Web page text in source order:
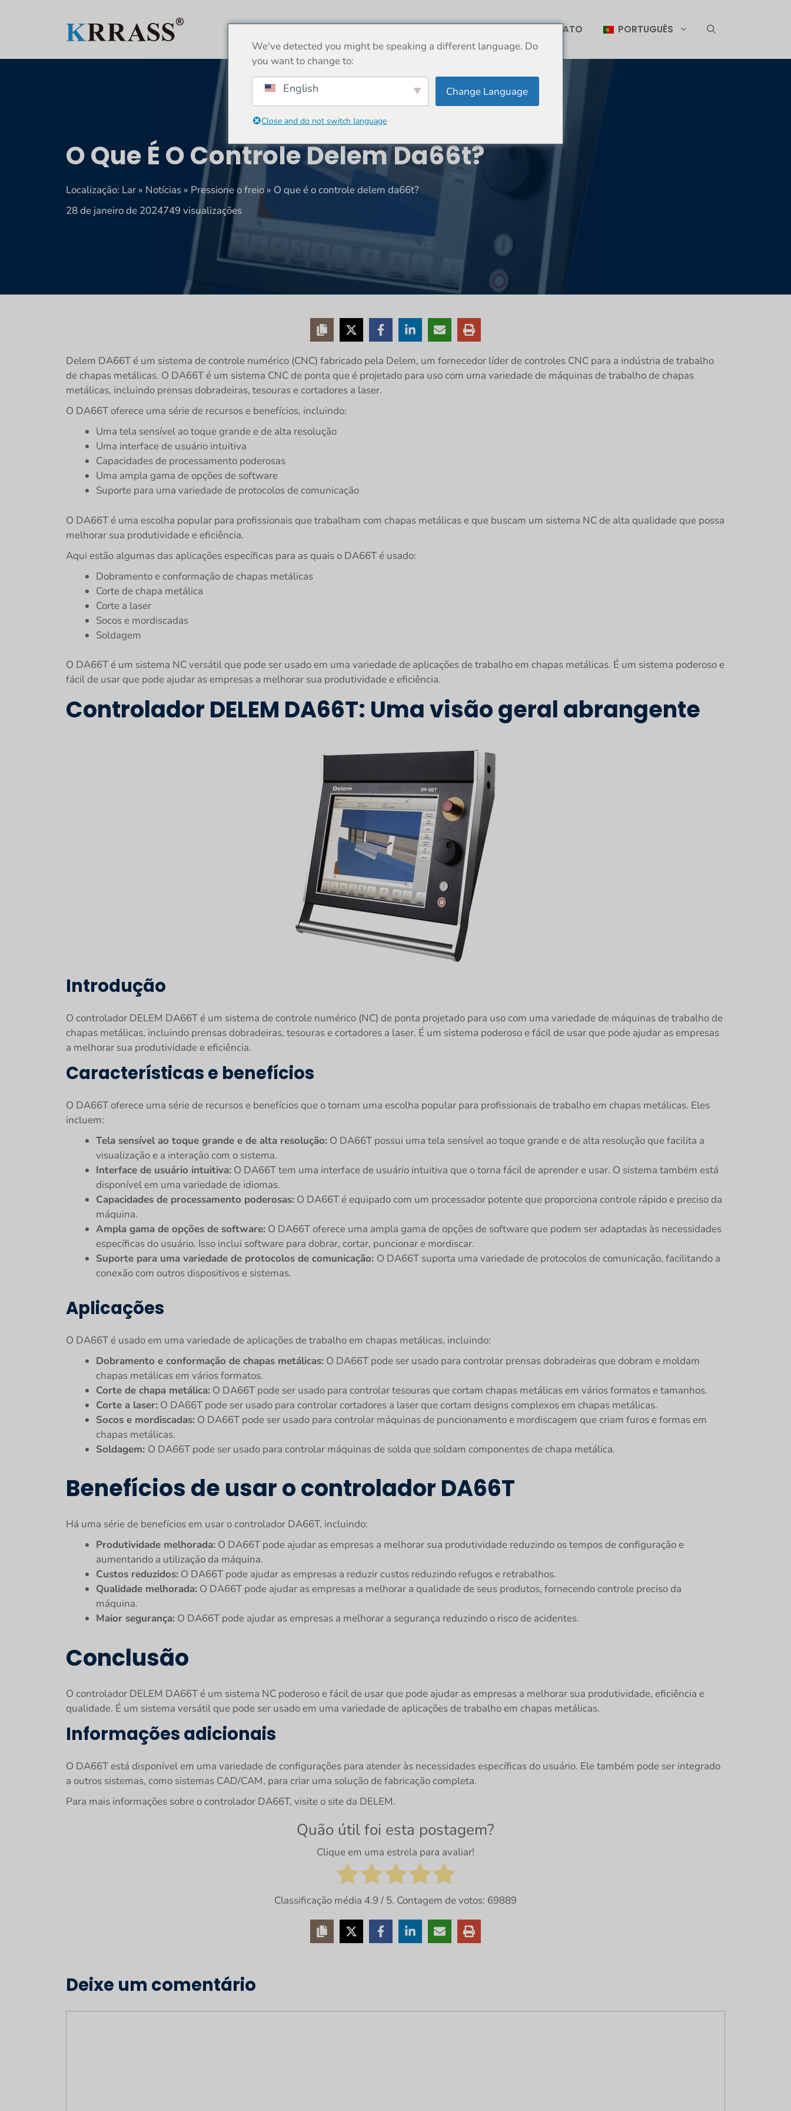
CONTATO PORTUGUÊS
O Que É O Controle Delem Da66t?
Localização: Lar » Notícias » Pressione o freio» O que é o controle delem da66t?
28 de janeiro de 2024749 visualizações
Delem DA66T é um sistema de controle numérico (CNC) fabricado pela Delem, um fornecedor líder de controles CNC para a indústria de trabalho
de chapas metálicas. O DA66T é um sistema CNC de ponta que é projetado para uso com uma variedade de máquinas de trabalho de chapas
metálicas, incluindo prensas dobradeiras, tesouras e cortadores a laser.
O DA66T oferece uma série de recursos e benefícios, incluindo:
Uma tela sensível ao toque grande e de alta resolução
Uma interface de usuário intuitiva
Capacidades de processamento poderosas
Uma ampla gama de opções de software
Suporte para uma variedade de protocolos de comunicação
O DA66T é uma escolha popular para profissionais que trabalham com chapas metálicas e que buscam um sistema NC de alta qualidade que possa
melhorar sua produtividade e eficiência.
Aqui estão algumas das aplicações específicas para as quais o DA66T é usado:
Dobramento e conformação de chapas metálicas
Corte de chapa metálica
Corte a laser
Socos e mordiscadas
Soldagem
O DA66T é um sistema NC versátil que pode ser usado em uma variedade de aplicações de trabalho em chapas metálicas. É um sistema poderoso e
fácil de usar que pode ajudar as empresas a melhorar sua produtividade e eficiência.
Controlador DELEM DA66T: Uma visão geral abrangente
Introdução
O controlador DELEM DA66T é um sistema de controle numérico (NC) de ponta projetado para uso com uma variedade de máquinas de trabalho de
chapas metálicas, incluindo prensas dobradeiras, tesouras e cortadores a laser. É um sistema poderoso e fácil de usar que pode ajudar as empresas
a melhorar sua produtividade e eficiência.
Características e benefícios
O DA66T oferece uma série de recursos e benefícios que o tornam uma escolha popular para profissionais de trabalho em chapas metálicas. Eles
incluem:
Tela sensível ao toque grande e de alta resolução: O DA66T possui uma tela sensível ao toque grande e de alta resolução que facilita a
visualização e a interação com o sistema.
Interface de usuário intuitiva: O DA66T tem uma interface de usuário intuitiva que o torna fácil de aprender e usar. O sistema também está
disponível em uma variedade de idiomas.
Capacidades de processamento poderosas: O DA66T é equipado com um processador potente que proporciona controle rápido e preciso da
máquina.
Ampla gama de opções de software: O DA66T oferece uma ampla gama de opções de software que podem ser adaptadas às necessidades
específicas do usuário. Isso inclui software para dobrar, cortar, puncionar e mordiscar.
Suporte para uma variedade de protocolos de comunicação: O DA66T suporta uma variedade de protocolos de comunicação, facilitando a
conexão com outros dispositivos e sistemas.
Aplicações
O DA66T é usado em uma variedade de aplicações de trabalho em chapas metálicas, incluindo:
Dobramento e conformação de chapas metálicas: O DA66T pode ser usado para controlar prensas dobradeiras que dobram e moldam
chapas metálicas em vários formatos.
Corte de chapa metálica: O DA66T pode ser usado para controlar tesouras que cortam chapas metálicas em vários formatos e tamanhos.
Corte a laser: O DA66T pode ser usado para controlar cortadores a laser que cortam designs complexos em chapas metálicas.
Socos e mordiscadas: O DA66T pode ser usado para controlar máquinas de puncionamento e mordiscagem que criam furos e formas em
chapas metálicas.
Soldagem: O DA66T pode ser usado para controlar máquinas de solda que soldam componentes de chapa metálica.
Benefícios de usar o controlador DA66T
Há uma série de benefícios em usar o controlador DA66T, incluindo:
Produtividade melhorada: O DA66T pode ajudar as empresas a melhorar sua produtividade reduzindo os tempos de configuração e
aumentando a utilização da máquina.
Custos reduzidos: O DA66T pode ajudar as empresas a reduzir custos reduzindo refugos e retrabalhos.
Qualidade melhorada: O DA66T pode ajudar as empresas a melhorar a qualidade de seus produtos, fornecendo controle preciso da
máquina.
Maior segurança: O DA66T pode ajudar as empresas a melhorar a segurança reduzindo o risco de acidentes.
Conclusão
O controlador DELEM DA66T é um sistema NC poderoso e fácil de usar que pode ajudar as empresas a melhorar sua produtividade, eficiência e
qualidade. É um sistema versátil que pode ser usado em uma variedade de aplicações de trabalho em chapas metálicas.
Informações adicionais
O DA66T está disponível em uma variedade de configurações para atender às necessidades específicas do usuário. Ele também pode ser integrado
a outros sistemas, como sistemas CAD/CAM, para criar uma solução de fabricação completa.
Para mais informações sobre o controlador DA66T, visite o site da DELEM.
Quão útil foi esta postagem?
Clique em uma estrela para avaliar!
Classificação média 4.9 / 5. Contagem de votos: 69889
Deixe um comentário
We've detected you might be speaking a different language. Do
you want to change to:
English Change Language
Close and do not switch language